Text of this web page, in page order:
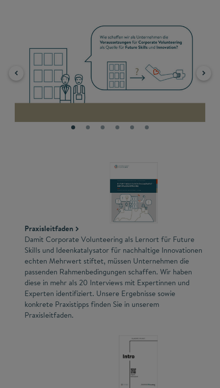
Praxisleitfaden
Damit Corporate Volunteering als Lernort für Future
Skills und Ideenkatalysator für nachhaltige Innovationen
echten Mehrwert stiftet, müssen Unternehmen die
passenden Rahmenbedingungen schaffen. Wir haben
diese in mehr als 20 Interviews mit Expertinnen und
Experten identifiziert. Unsere Ergebnisse sowie
konkrete Praxistipps finden Sie in unserem
Praxisleitfaden.